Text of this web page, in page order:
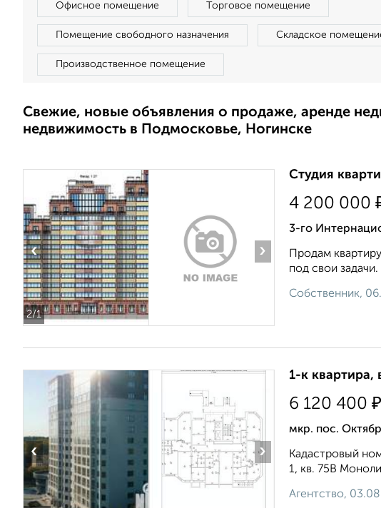
Офисное помещение Торговое помещение
Помещение свободного назначения Складское
Производственное помещение
Свежие, новые объявления о продаже, аренде
недвижимость в Подмосковье, Ногинске
2/1
‹ ›
Студия
4 200 000
3-го
Продам
под свои
Собственник,
‹ ›
1-к квартира,
6 120 400 ₽
мкр. пос.
Кадастровый
1, кв. 75В
Агентство,